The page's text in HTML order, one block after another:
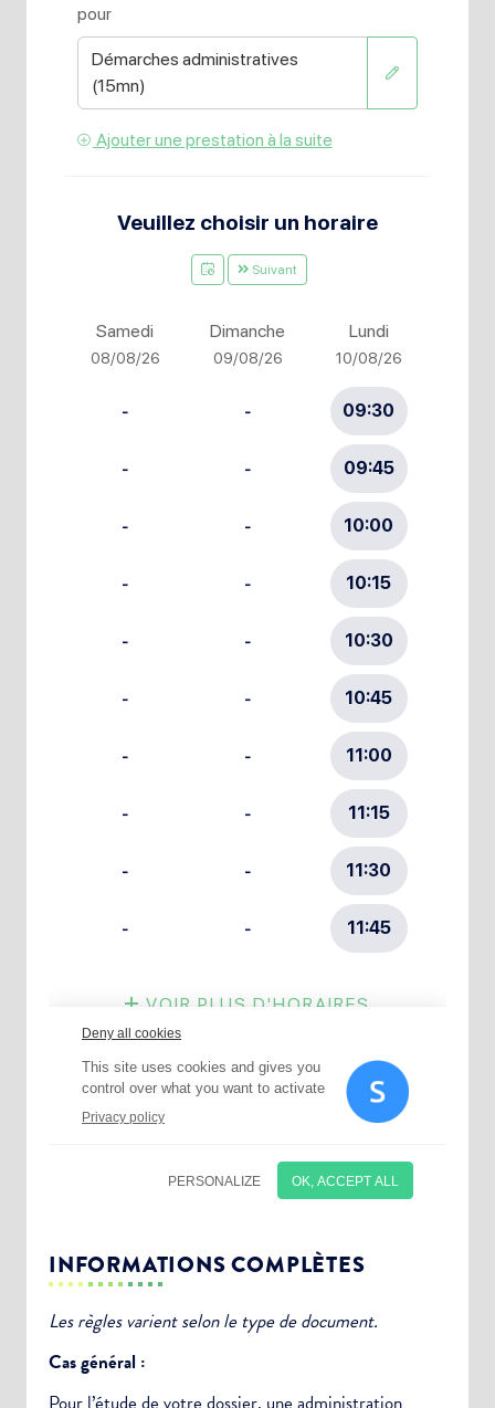
INFORMATIONS COMPLÈTES
Les règles varient selon le type de document.
Cas général :